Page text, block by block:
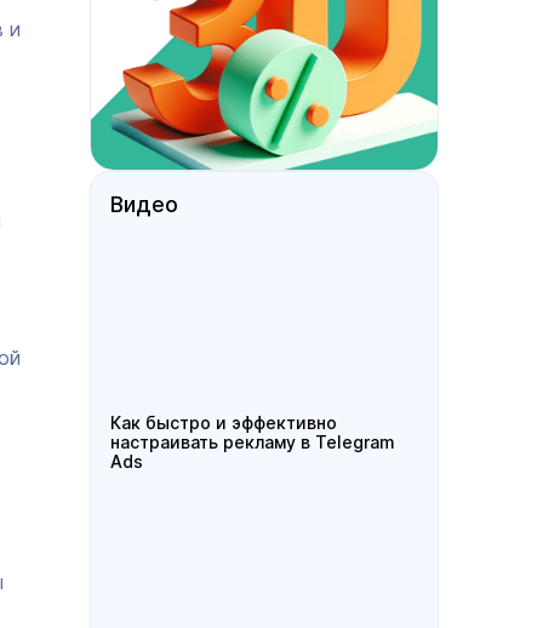
и
Видео
Как быстро и эффективно
настраивать рекламу в Telegram
Ads